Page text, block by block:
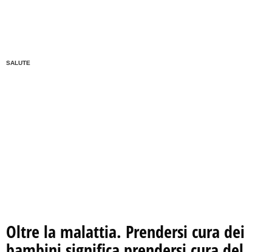
SALUTE
Oltre la malattia. Prendersi cura dei